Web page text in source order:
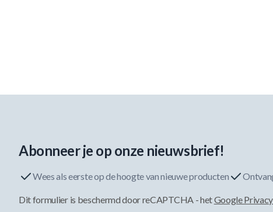
Abonneer je op onze nieuwsbrief!
Wees als eerste op de hoogte van nieuwe producten
Dit formulier is beschermd door reCAPTCHA - hetGoogle